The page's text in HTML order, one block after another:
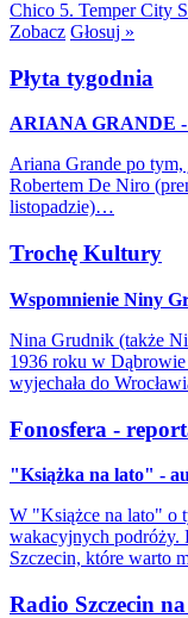
Chico 5. Temper City
Zobacz Głosuj »
Płyta tygodnia
ARIANA GRANDE -
Ariana Grande po tym,
Robertem De Niro
listopadzie)…
Trochę Kultury
Wspomnienie Niny
Nina Grudnik (także
1936 roku w
wyjechała do
Fonosfera -
"Książka na lato" -
W "Książce na lato" o
wakacyjnych podróży.
Szczecin, które warto
Radio Szczecin